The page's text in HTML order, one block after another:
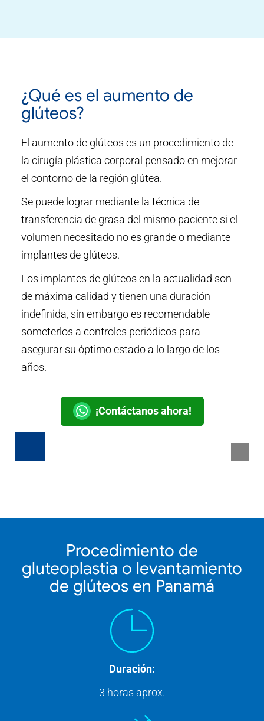
¿Qué es el aumento de
glúteos?
El aumento de glúteos es un procedimiento de
la cirugía plástica corporal pensado en mejorar
el contorno de la región glútea.
Se puede lograr mediante la técnica de
transferencia de grasa del mismo paciente si el
volumen necesitado no es grande o mediante
implantes de glúteos.
Los implantes de glúteos en la actualidad son
de máxima calidad y tienen una duración
indefinida, sin embargo es recomendable
someterlos a controles periódicos para
asegurar su óptimo estado a lo largo de los
años.
¡Contáctanos ahora!
Procedimiento de
gluteoplastia o levantamiento
de glúteos en Panamá
Duración:
3 horas aprox.